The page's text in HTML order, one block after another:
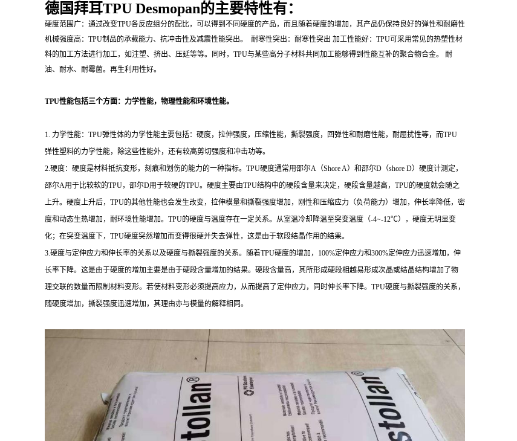
德国拜耳TPU Desmopan的主要特性有：
硬度范围广：通过改变TPU各反应组分的配比，可以得到不同硬度的产品，而且随着硬度的增加，其产品仍保持良好的弹性和耐磨性
机械强度高：TPU制品的承载能力、抗冲击性及减震性能突出。 耐寒性突出：耐寒性突出 加工性能好：TPU可采用常见的热塑性材
料的加工方法进行加工，如注塑、挤出、压延等等。同时，TPU与某些高分子材料共同加工能够得到性能互补的聚合物合金。 耐
油、耐水、耐霉菌。再生利用性好。
TPU性能包括三个方面：力学性能，物理性能和环境性能。
1. 力学性能：TPU弹性体的力学性能主要包括：硬度，拉伸强度，压缩性能，撕裂强度，回弹性和耐磨性能，耐屈扰性等，而TPU
弹性塑料的力学性能，除这些性能外，还有较高剪切强度和冲击功等。
2.硬度：硬度是材料抵抗变形，刻痕和划伤的能力的一种指标。TPU硬度通常用邵尔A（Shore A）和邵尔D（shore D）硬度计测定，
邵尔A用于比较软的TPU，邵尔D用于较硬的TPU。硬度主要由TPU结构中的硬段含量来决定，硬段含量越高，TPU的硬度就会随之
上升。硬度上升后，TPU的其他性能也会发生改变，拉伸模量和撕裂强度增加，刚性和压缩应力（负荷能力）增加，伸长率降低，密
度和动态生热增加，耐环境性能增加。TPU的硬度与温度存在一定关系。从室温冷却降温至突变温度（-4~-12℃），硬度无明显变
化；在突变温度下，TPU硬度突然增加而变得很硬并失去弹性，这是由于软段结晶作用的结果。
3.硬度与定伸应力和伸长率的关系以及硬度与撕裂强度的关系。随着TPU硬度的增加，100%定伸应力和300%定伸应力迅速增加，伸
长率下降。这是由于硬度的增加主要是由于硬段含量增加的结果。硬段含量高，其所形成硬段相越易形成次晶或结晶结构增加了物
理交联的数量而限制材料变形。若使材料变形必须提高应力，从而提高了定伸应力，同时伸长率下降。TPU硬度与撕裂强度的关系，
随硬度增加，撕裂强度迅速增加，其理由亦与模量的解释相同。